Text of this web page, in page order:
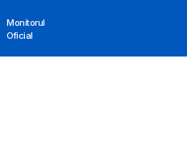
Monitorul
Oficial